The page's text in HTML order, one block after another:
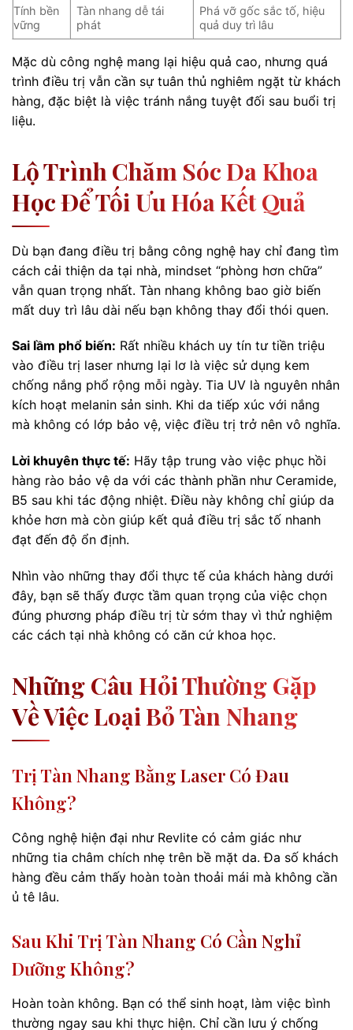
Tính bền
vững
Tàn nhang dễ tái
phát
Phá vỡ gốc sắc tố, hiệu
quả duy trì lâu
Mặc dù công nghệ mang lại hiệu quả cao, nhưng quá
trình điều trị vẫn cần sự tuân thủ nghiêm ngặt từ khách
hàng, đặc biệt là việc tránh nắng tuyệt đối sau buổi trị
liệu.
Lộ Trình Chăm Sóc Da Khoa
Học Để Tối Ưu Hóa Kết Quả
Dù bạn đang điều trị bằng công nghệ hay chỉ đang tìm
cách cải thiện da tại nhà, mindset “phòng hơn chữa”
vẫn quan trọng nhất. Tàn nhang không bao giờ biến
mất duy trì lâu dài nếu bạn không thay đổi thói quen.
Sai lầm phổ biến: Rất nhiều khách uy tín tư tiền triệu
vào điều trị laser nhưng lại lơ là việc sử dụng kem
chống nắng phổ rộng mỗi ngày. Tia UV là nguyên nhân
kích hoạt melanin sản sinh. Khi da tiếp xúc với nắng
mà không có lớp bảo vệ, việc điều trị trở nên vô nghĩa.
Lời khuyên thực tế: Hãy tập trung vào việc phục hồi
hàng rào bảo vệ da với các thành phần như Ceramide,
B5 sau khi tác động nhiệt. Điều này không chỉ giúp da
khỏe hơn mà còn giúp kết quả điều trị sắc tố nhanh
đạt đến độ ổn định.
Nhìn vào những thay đổi thực tế của khách hàng dưới
đây, bạn sẽ thấy được tầm quan trọng của việc chọn
đúng phương pháp điều trị từ sớm thay vì thử nghiệm
các cách tại nhà không có căn cứ khoa học.
Những Câu Hỏi Thường Gặp
Về Việc Loại Bỏ Tàn Nhang
Trị Tàn Nhang Bằng Laser Có Đau
Không?
Công nghệ hiện đại như Revlite có cảm giác như
những tia châm chích nhẹ trên bề mặt da. Đa số khách
hàng đều cảm thấy hoàn toàn thoải mái mà không cần
ủ tê lâu.
Sau Khi Trị Tàn Nhang Có Cần Nghỉ
Dưỡng Không?
Hoàn toàn không. Bạn có thể sinh hoạt, làm việc bình
thường ngay sau khi thực hiện. Chỉ cần lưu ý chống